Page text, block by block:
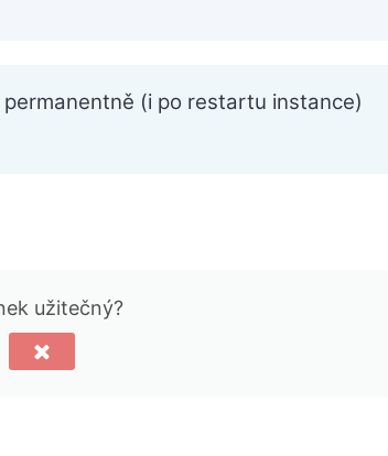
(i po restartu instance)
užitečný?